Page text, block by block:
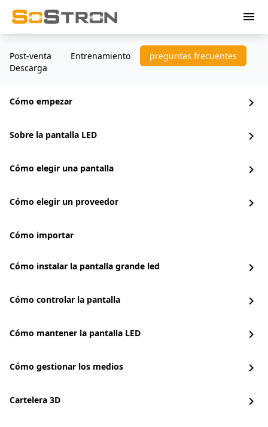
menu
Post-venta Entrenamiento
preguntas frecuentes
Descarga
Cómo empezar chevron_right
Sobre la pantalla LED chevron_right
Cómo elegir una pantalla chevron_right
Cómo elegir un proveedor chevron_right
Cómo importar
Cómo instalar la pantalla grande led chevron_right
Cómo controlar la pantalla chevron_right
Cómo mantener la pantalla LED chevron_right
Cómo gestionar los medios chevron_right
Cartelera 3D chevron_right